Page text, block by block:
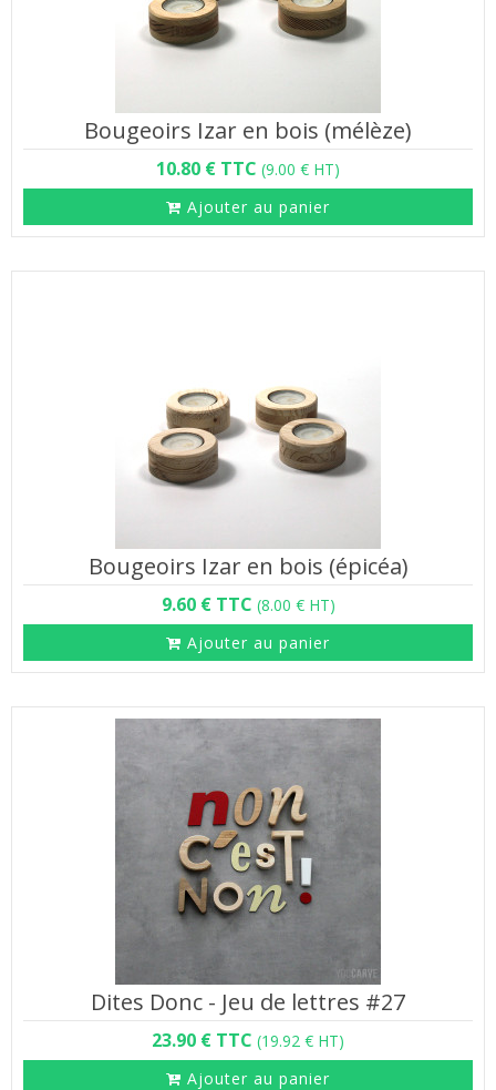
Bougeoirs Izar en bois (mélèze)
10.80 € TTC (9.00 € HT)
Ajouter au panier
Bougeoirs Izar en bois (épicéa)
9.60 € TTC (8.00 € HT)
Ajouter au panier
Dites Donc - Jeu de lettres #27
23.90 € TTC (19.92 € HT)
Ajouter au panier